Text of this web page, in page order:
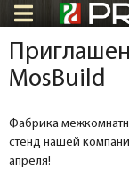
MosBuild
Фабрика
стенд нашей
апреля!